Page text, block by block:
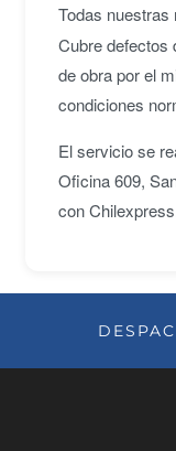
Todas nuestras
Cubre defectos
de obra por el
condiciones
El servicio se
Oficina 609,
con